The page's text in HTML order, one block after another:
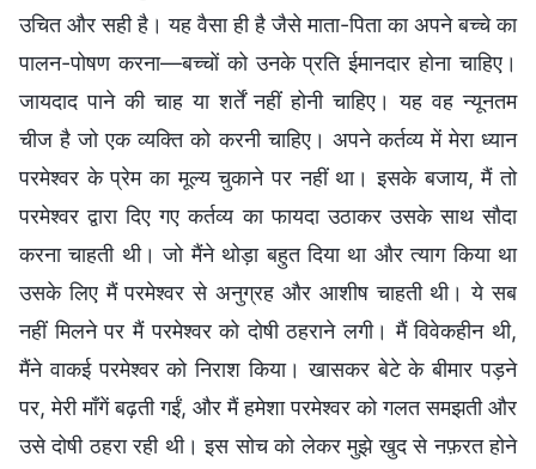
उचित और सही है। यह वैसा ही है जैसे माता-पिता का अपने बच्चे का
पालन-पोषण करना—बच्चों को उनके प्रति ईमानदार होना चाहिए।
जायदाद पाने की चाह या शर्तें नहीं होनी चाहिए। यह वह न्यूनतम
चीज है जो एक व्यक्ति को करनी चाहिए। अपने कर्तव्य में मेरा ध्यान
परमेश्वर के प्रेम का मूल्य चुकाने पर नहीं था। इसके बजाय, मैं तो
परमेश्वर द्वारा दिए गए कर्तव्य का फायदा उठाकर उसके साथ सौदा
करना चाहती थी। जो मैंने थोड़ा बहुत दिया था और त्याग किया था
उसके लिए मैं परमेश्वर से अनुग्रह और आशीष चाहती थी। ये सब
नहीं मिलने पर मैं परमेश्वर को दोषी ठहराने लगी। मैं विवेकहीन थी,
मैंने वाकई परमेश्वर को निराश किया। खासकर बेटे के बीमार पड़ने
पर, मेरी माँगें बढ़ती गईं, और मैं हमेशा परमेश्वर को गलत समझती और
उसे दोषी ठहरा रही थी। इस सोच को लेकर मुझे खुद से नफ़रत होने